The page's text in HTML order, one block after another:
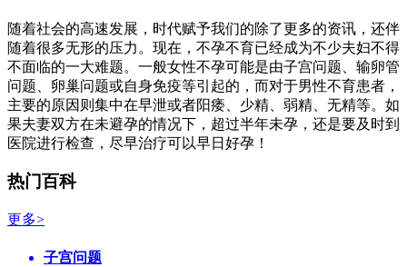
随着社会的高速发展，时代赋予我们的除了更多的资讯，还伴
随着很多无形的压力。现在，不孕不育已经成为不少夫妇不得
不面临的一大难题。一般女性不孕可能是由子宫问题、输卵管
问题、卵巢问题或自身免疫等引起的，而对于男性不育患者，
主要的原因则集中在早泄或者阳痿、少精、弱精、无精等。如
果夫妻双方在未避孕的情况下，超过半年未孕，还是要及时到
医院进行检查，尽早治疗可以早日好孕！
热门百科
更多>
子宫问题